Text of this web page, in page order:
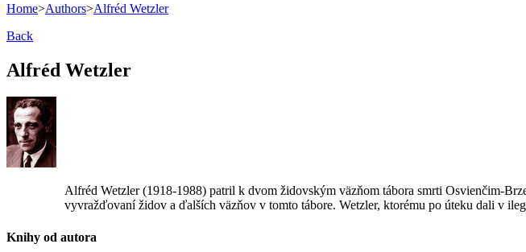
Home>Authors>Alfréd Wetzler
Back
Alfréd Wetzler
Alfréd Wetzler (1918-1988) patril k dvom židovským väzňom tábora smrti Osvienčim-
vyvražďovaní židov a ďalších väzňov v tomto tábore. Wetzler, ktorému po úteku dali v
Knihy od autora